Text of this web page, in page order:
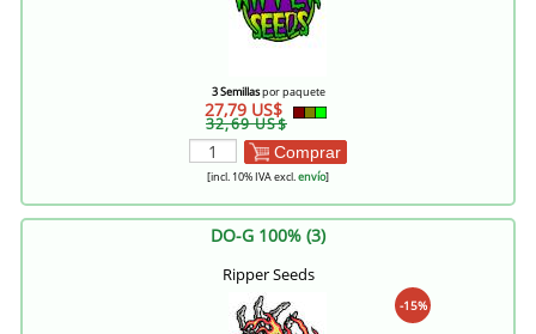
3 Semillaspor paquete
27,79 US$
32,69 US$
Comprar
[incl. 10% IVA excl.envío]
DO-G 100% (3)
Ripper Seeds
-15%